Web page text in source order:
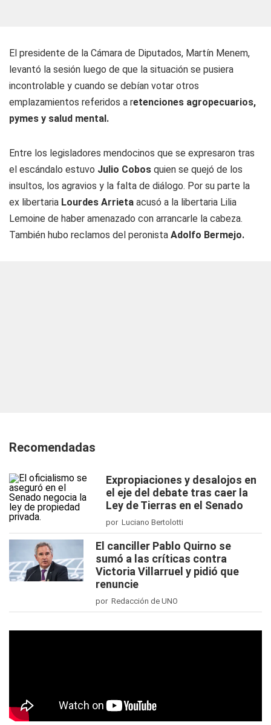
El presidente de la Cámara de Diputados, Martín Menem,
levantó la sesión luego de que la situación se pusiera
incontrolable y cuando se debían votar otros
emplazamientos referidos a retenciones agropecuarios,
pymes y salud mental.
Entre los legisladores mendocinos que se expresaron tras
el escándalo estuvo Julio Cobos quien se quejó de los
insultos, los agravios y la falta de diálogo. Por su parte la
ex libertaria Lourdes Arrieta acusó a la libertaria Lilia
Lemoine de haber amenazado con arrancarle la cabeza.
También hubo reclamos del peronista Adolfo Bermejo.
Recomendadas
Expropiaciones y desalojos en
el eje del debate tras caer la
Ley de Tierras en el Senado
por Luciano Bertolotti
El canciller Pablo Quirno se
sumó a las críticas contra
Victoria Villarruel y pidió que
renuncie
por Redacción de UNO